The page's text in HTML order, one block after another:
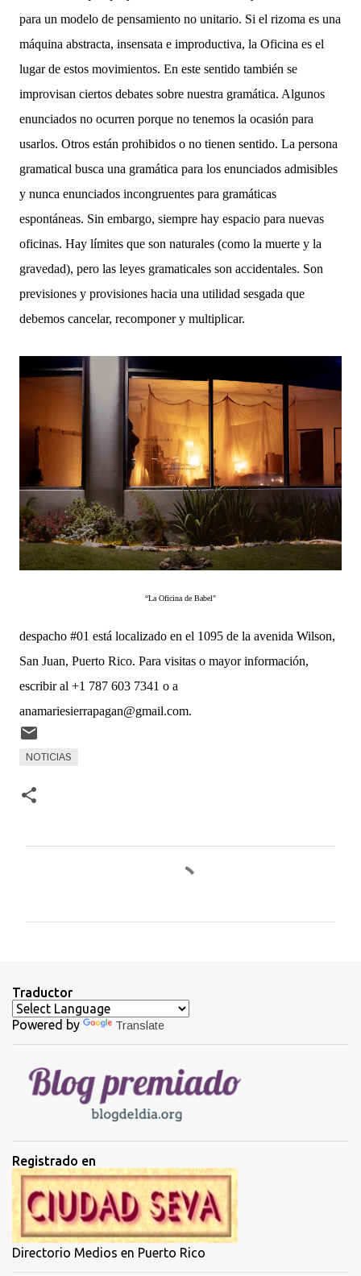
para un modelo de pensamiento no unitario. Si el rizoma es una
máquina abstracta, insensata e improductiva, la Oficina es el
lugar de estos movimientos. En este sentido también se
improvisan ciertos debates sobre nuestra gramática. Algunos
enunciados no ocurren porque no tenemos la ocasión para
usarlos. Otros están prohibidos o no tienen sentido. La persona
gramatical busca una gramática para los enunciados admisibles
y nunca enunciados incongruentes para gramáticas
espontáneas. Sin embargo, siempre hay espacio para nuevas
oficinas. Hay límites que son naturales (como la muerte y la
gravedad), pero las leyes gramaticales son accidentales. Son
previsiones y provisiones hacia una utilidad sesgada que
debemos cancelar, recomponer y multiplicar.
“La Oficina de Babel"
despacho #01 está localizado en el 1095 de la avenida Wilson,
San Juan, Puerto Rico. Para visitas o mayor información,
escribir al +1 787 603 7341 o a
anamariesierrapagan@gmail.com.
NOTICIAS
a
r
o
s
Traductor
Powered by Translate
Registrado en
Directorio Medios en Puerto Rico